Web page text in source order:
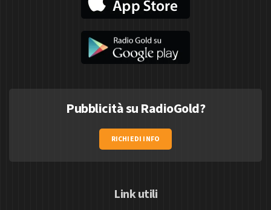
Pubblicità su RadioGold?
RICHIEDI INFO
Link utili